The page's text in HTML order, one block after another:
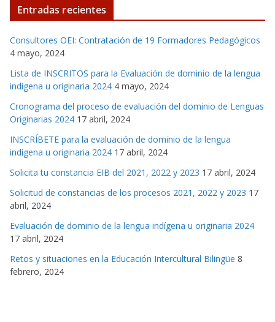
Entradas recientes
Consultores OEI: Contratación de 19 Formadores Pedagógicos
4 mayo, 2024
Lista de INSCRITOS para la Evaluación de dominio de la lengua
indígena u originaria 2024 4 mayo, 2024
Cronograma del proceso de evaluación del dominio de Lenguas
Originarias 2024 17 abril, 2024
INSCRÍBETE para la evaluación de dominio de la lengua
indígena u originaria 2024 17 abril, 2024
Solicita tu constancia EIB del 2021, 2022 y 2023 17 abril, 2024
Solicitud de constancias de los procesos 2021, 2022 y 2023 17
abril, 2024
Evaluación de dominio de la lengua indígena u originaria 2024
17 abril, 2024
Retos y situaciones en la Educación Intercultural Bilingüe 8
febrero, 2024